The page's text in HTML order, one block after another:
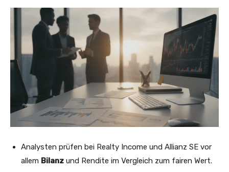
Analysten prüfen bei Realty Income und Allianz SE vor
allem Bilanz und Rendite im Vergleich zum fairen Wert.